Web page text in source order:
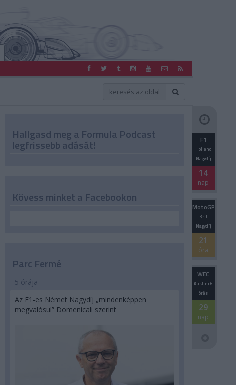
Hallgasd meg a Formula Podcast
legfrissebb adását! F1
Holland
Nagydíj
14
nap
MotoGP
Brit
Nagydíj
21
óra
WEC
Austini 6
órás
29
nap
Kövess minket a Facebookon
Parc Fermé
5 órája
Az F1-es Német Nagydíj „mindenképpen
megvalósul” Domenicali szerint